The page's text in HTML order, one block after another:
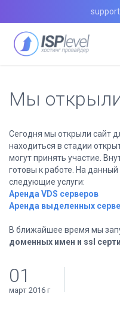
Мы
Сегодня мы открыли сайт
находиться в стадии
могут принять участие.
готовы к работе. На
следующие услуги:
Аренда VDS серверов
Аренда выделенных
В ближайшее время мы
доменных имен и ssl
01
март 2016 г